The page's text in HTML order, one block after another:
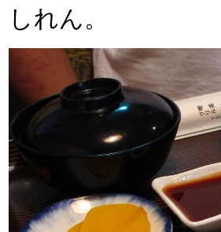
しれん。